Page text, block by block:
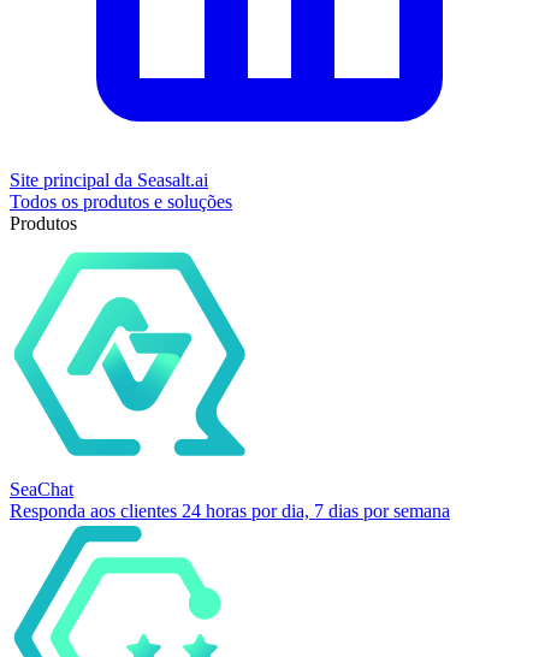
Site principal da Seasalt.ai
Todos os produtos e soluções
Produtos
SeaChat
Responda aos clientes 24 horas por dia, 7 dias por semana